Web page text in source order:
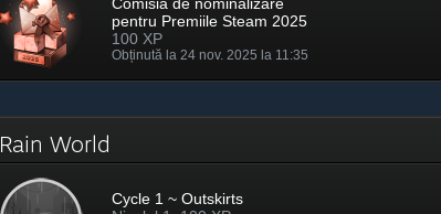
pentru Premiile Steam 2025
100 XP
Obținută la 24 nov. 2025 la 11:35
Rain World
Cycle 1 ~ Outskirts